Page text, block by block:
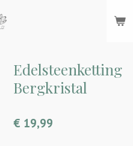
Edelsteenketting
Bergkristal
€ 19,99